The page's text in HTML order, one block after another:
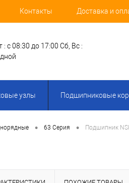
Контакты Доставка и
: с 08:30 до 17:00 Сб, Вс :
узлы Подшипниковые
• 63 Серия • Подшипник